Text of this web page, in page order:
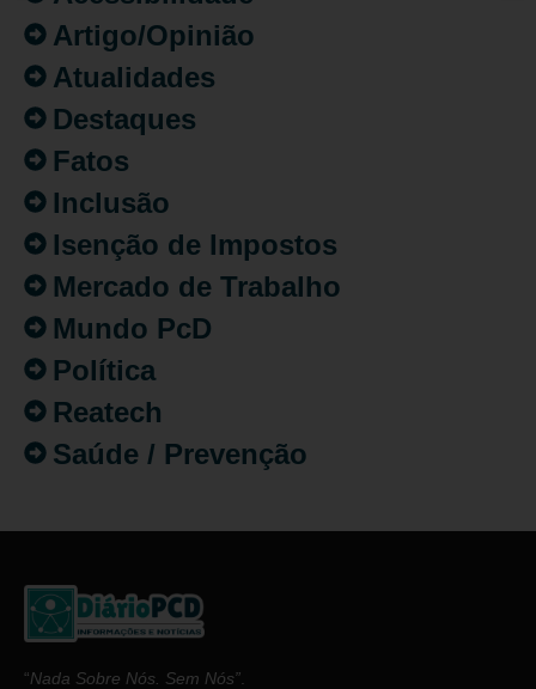
Artigo/Opinião
Atualidades
Destaques
Fatos
Inclusão
Isenção de Impostos
Mercado de Trabalho
Mundo PcD
Política
Reatech
Saúde / Prevenção
“Nada Sobre Nós. Sem Nós”